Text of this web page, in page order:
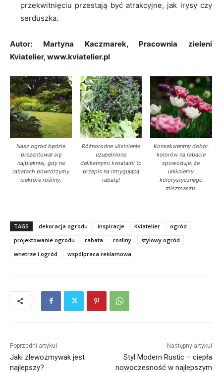
przekwitnięciu przestają być atrakcyjne, jak irysy czy
serduszka.
Autor: Martyna Kaczmarek, Pracownia zieleni
Kviatelier, www.kviatelier.pl
Nasz ogród będzie
prezentował się
najpiękniej, gdy na
rabatach powtórzymy
niektóre rośliny.
Różnorodne ulistnienie
uzupełnione
delikatnymi kwiatami to
przepis na intrygującą
rabatę!
Konsekwentny dobór
kolorów na rabacie
spowoduje, że
unikniemy
kolorystycznego
miszmaszu.
TAGS dekoracja ogrodu inspiracje Kviatelier
ogród
projektowanie ogrodu
rabata rosliny
stylowy ogród
wnetrze i ogród
współpraca reklamowa
Poprzedni artykuł
Jaki zlewozmywak jest
najlepszy?
Następny artykuł
Styl Modern Rustic – ciepła
nowoczesność w najlepszym